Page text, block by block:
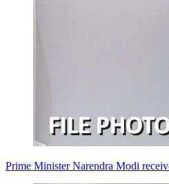
Prime Minister Narendra Modi